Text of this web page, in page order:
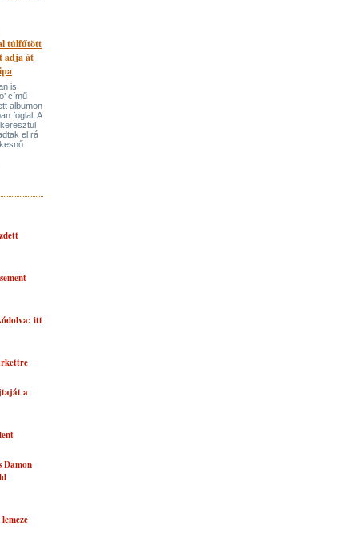
túlfűtött
adja át
is
című
albumon
foglal. A
el rá
itt
a
Damon